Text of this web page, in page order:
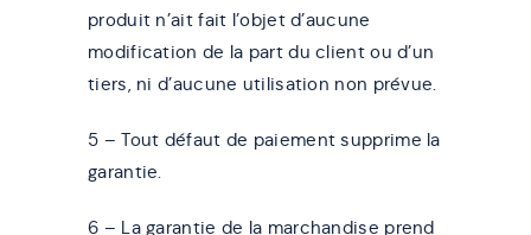
produit n’ait fait l’objet d’aucune
modification de la part du client ou d’un
tiers, ni d’aucune utilisation non prévue.
5 – Tout défaut de paiement supprime la
garantie.
6 – La garantie de la marchandise prend